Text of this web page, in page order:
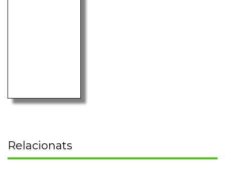
Relacionats